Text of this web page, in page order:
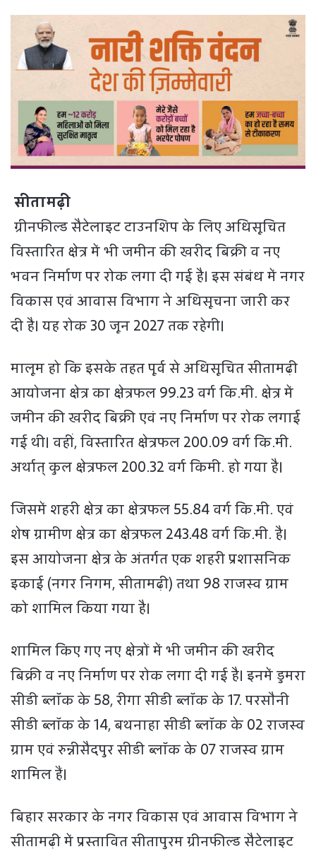
सीतामढ़ी
ग्रीनफील्ड सैटेलाइट टाउनशिप के लिए अधिसूचित
विस्तारित क्षेत्र में भी जमीन की खरीद बिक्री व नए
भवन निर्माण पर रोक लगा दी गई है। इस संबंध में नगर
विकास एवं आवास विभाग ने अधिसूचना जारी कर
दी है। यह रोक 30 जून 2027 तक रहेगी।
मालूम हो कि इसके तहत पूर्व से अधिसूचित सीतामढ़ी
आयोजना क्षेत्र का क्षेत्रफल 99.23 वर्ग कि.मी. क्षेत्र में
जमीन की खरीद बिक्री एवं नए निर्माण पर रोक लगाई
गई थी। वहीं, विस्तारित क्षेत्रफल 200.09 वर्ग कि.मी.
अर्थात् कुल क्षेत्रफल 200.32 वर्ग किमी. हो गया है।
जिसमें शहरी क्षेत्र का क्षेत्रफल 55.84 वर्ग कि.मी. एवं
शेष ग्रामीण क्षेत्र का क्षेत्रफल 243.48 वर्ग कि.मी. है।
इस आयोजना क्षेत्र के अंतर्गत एक शहरी प्रशासनिक
इकाई (नगर निगम, सीतामढ़ी) तथा 98 राजस्व ग्राम
को शामिल किया गया है।
शामिल किए गए नए क्षेत्रों में भी जमीन की खरीद
बिक्री व नए निर्माण पर रोक लगा दी गई है। इनमें डुमरा
सीडी ब्लॉक के 58, रीगा सीडी ब्लॉक के 17. परसौनी
सीडी ब्लॉक के 14, बथनाहा सीडी ब्लॉक के 02 राजस्व
ग्राम एवं रुन्नीसैदपुर सीडी ब्लॉक के 07 राजस्व ग्राम
शामिल हैं।
बिहार सरकार के नगर विकास एवं आवास विभाग ने
सीतामढ़ी में प्रस्तावित सीतापुरम ग्रीनफील्ड सैटेलाइट